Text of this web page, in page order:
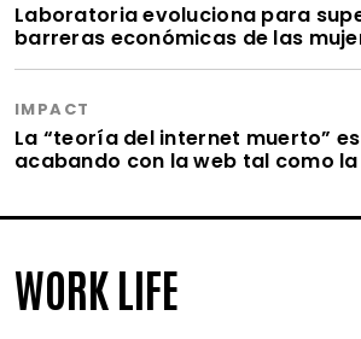
Laboratoria evoluciona para
barreras económicas de las
IMPACT
La “teoría del internet muerto”
acabando con la web tal como
WORK LIFE